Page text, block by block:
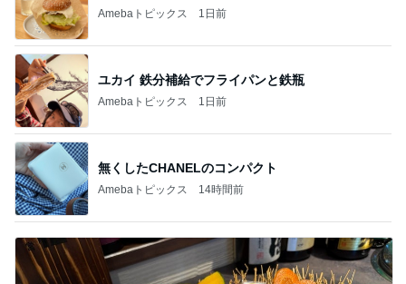
Amebaトピックス 1日前
ユカイ 鉄分補給でフライパンと鉄瓶
Amebaトピックス 1日前
無くしたCHANELのコンパクト
Amebaトピックス 14時間前